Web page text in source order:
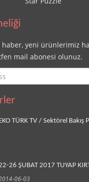
haber, yeni ürünlerimiz
mail abonesi olunuz.
TÜRK TV / Sektörel Bakış
26 ŞUBAT 2017 TUYAP
06-03